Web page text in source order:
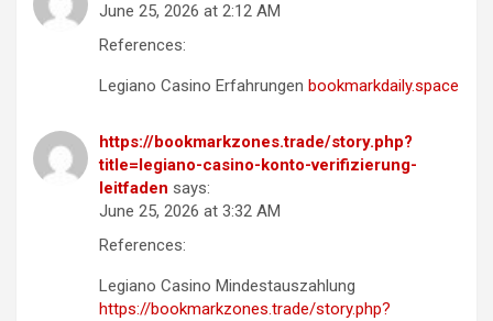
June 25, 2026 at 2:12 AM
References:
Legiano Casino Erfahrungen bookmarkdaily.space
https://bookmarkzones.trade/story.php?
title=legiano-casino-konto-verifizierung-
leitfaden says:
June 25, 2026 at 3:32 AM
References:
Legiano Casino Mindestauszahlung
https://bookmarkzones.trade/story.php?